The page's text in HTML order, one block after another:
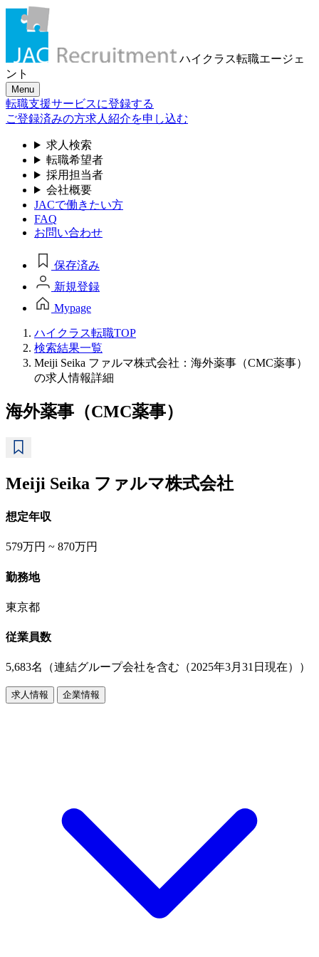
ハイクラス転職エージェ
ント
Menu
転職支援サービスに登録する
ご登録済みの方求人紹介を申し込む
求人検索
転職希望者
採用担当者
会社概要
JACで働きたい方
FAQ
お問い合わせ
保存済み
新規登録
Mypage
ハイクラス転職TOP
検索結果一覧
Meiji Seika ファルマ株式会社：海外薬事（CMC薬事）
の求人情報詳細
海外薬事（CMC薬事）
Meiji Seika ファルマ株式会社
想定年収
579万円 ~ 870万円
勤務地
東京都
従業員数
5,683名（連結グループ会社を含む（2025年3月31日現在））
求人情報 企業情報